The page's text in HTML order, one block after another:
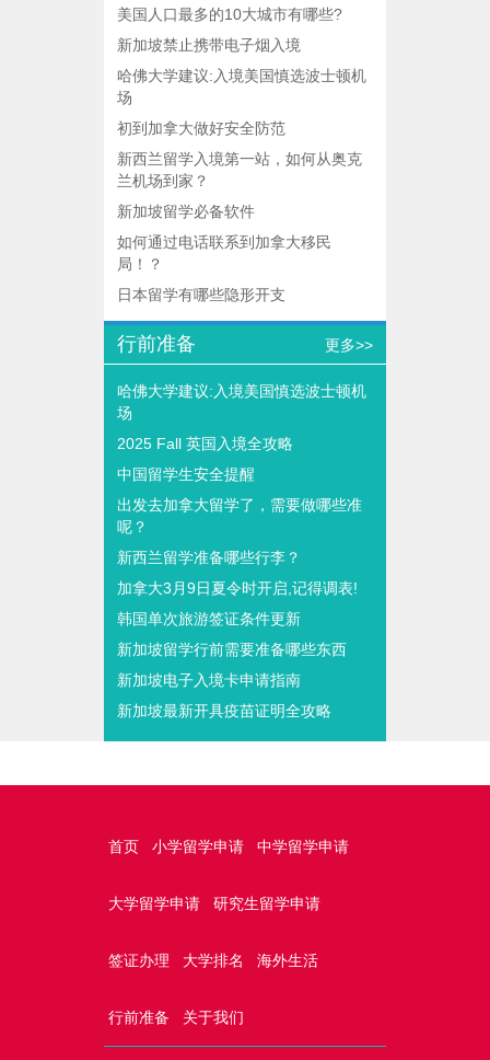
美国人口最多的10大城市有哪些?
新加坡禁止携带电子烟入境
哈佛大学建议:入境美国慎选波士顿机
场
初到加拿大做好安全防范
新西兰留学入境第一站，如何从奥克
兰机场到家？
新加坡留学必备软件
如何通过电话联系到加拿大移民
局！？
日本留学有哪些隐形开支
行前准备 更多>>
哈佛大学建议:入境美国慎选波士顿机
场
2025 Fall 英国入境全攻略
中国留学生安全提醒
出发去加拿大留学了，需要做哪些准
呢？
新西兰留学准备哪些行李？
加拿大3月9日夏令时开启,记得调表!
韩国单次旅游签证条件更新
新加坡留学行前需要准备哪些东西
新加坡电子入境卡申请指南
新加坡最新开具疫苗证明全攻略
首页 小学留学申请 中学留学申请
大学留学申请 研究生留学申请
签证办理 大学排名 海外生活
行前准备 关于我们